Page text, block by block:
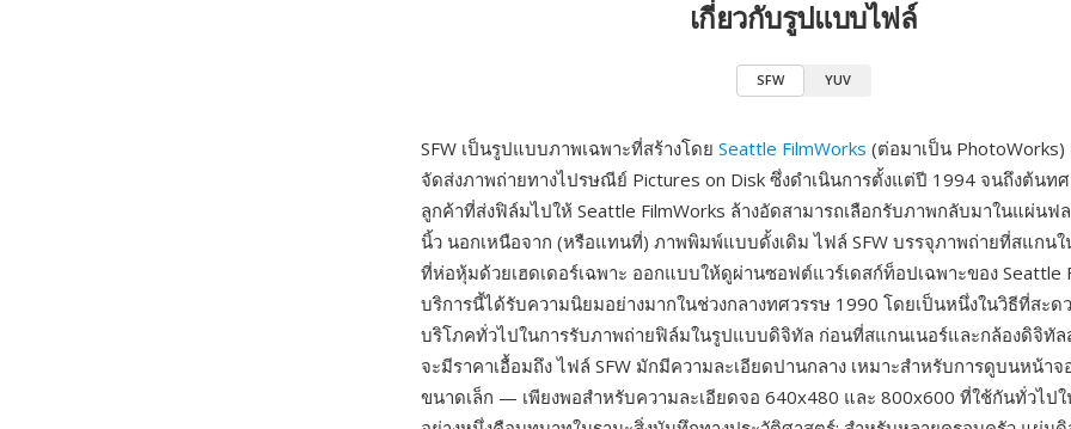
เกี่ยวกับรูปแบบไฟล์
SFW YUV
SFW เป็นรูปแบบภาพเฉพาะที่สร้างโดย Seattle FilmWorks (ต่อมาเป็น
จัดส่งภาพถ่ายทางไปรษณีย์ Pictures on Disk ซึ่งดำเนินการตั้งแต่ปี 1994 จนถึงต้นท
ลูกค้าที่ส่งฟิล์มไปให้ Seattle FilmWorks ล้างอัดสามารถเลือกรับภาพกลับมาในแผ่นฟ
นิ้ว นอกเหนือจาก (หรือแทนที่) ภาพพิมพ์แบบดั้งเดิม ไฟล์ SFW บรรจุภาพถ่ายที่สแกนใ
ที่ห่อหุ้มด้วยเฮดเดอร์เฉพาะ ออกแบบให้ดูผ่านซอฟต์แวร์เดสก์ท็อปเฉพาะของ Seattle
บริการนี้ได้รับความนิยมอย่างมากในช่วงกลางทศวรรษ 1990 โดยเป็นหนึ่งในวิธีที่สะ
บริโภคทั่วไปในการรับภาพถ่ายฟิล์มในรูปแบบดิจิทัล ก่อนที่สแกนเนอร์และกล้องดิจิทั
จะมีราคาเอื้อมถึง ไฟล์ SFW มักมีความละเอียดปานกลาง เหมาะสำหรับการดูบนหน้า
ขนาดเล็ก — เพียงพอสำหรับความละเอียดจอ 640x480 และ 800x600 ที่ใช้กันทั่วไป